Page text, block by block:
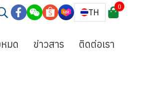
TH
0
มด ข่าวสาร ติดต่อเรา